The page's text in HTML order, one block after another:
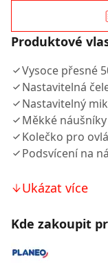
Produktové
Vysoce přesné
Nastavitelná
Nastavitelný
Měkké
Kolečko pro
Podsvícení na
Ukázat více
Kde zakoupit